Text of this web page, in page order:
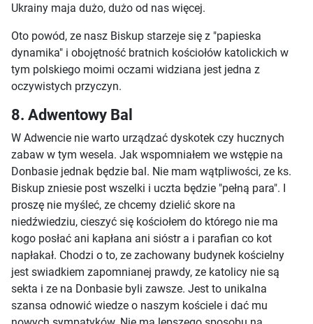
Ukrainy maja dużo, dużo od nas więcej.
Oto powód, ze nasz Biskup starzeje się z "papieska
dynamika" i obojętność bratnich kościołów katolickich w
tym polskiego moimi oczami widziana jest jedna z
oczywistych przyczyn.
8. Adwentowy Bal
W Adwencie nie warto urządzać dyskotek czy hucznych
zabaw w tym wesela. Jak wspomniałem we wstępie na
Donbasie jednak będzie bal. Nie mam wątpliwości, ze ks.
Biskup zniesie post wszelki i uczta będzie "pełną para". I
proszę nie myśleć, ze chcemy dzielić skore na
niedźwiedziu, cieszyć się kościołem do którego nie ma
kogo posłać ani kapłana ani sióstr a i parafian co kot
napłakał. Chodzi o to, ze zachowany budynek kościelny
jest swiadkiem zapomnianej prawdy, ze katolicy nie są
sekta i ze na Donbasie byli zawsze. Jest to unikalna
szansa odnowić wiedze o naszym kościele i dać mu